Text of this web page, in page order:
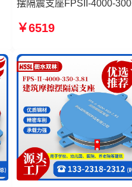
摆隔震支座FPSII-4000-
FBD源头工厂 建筑减隔震
￥6519